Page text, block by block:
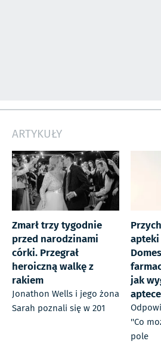
ARTYKUŁY
Zmarł trzy tygodnie
przed narodzinami
córki. Przegrał
heroiczną walkę z
rakiem
Jonathon Wells i jego żona
Sarah poznali się w 201
jak
aptece
''Co
pole